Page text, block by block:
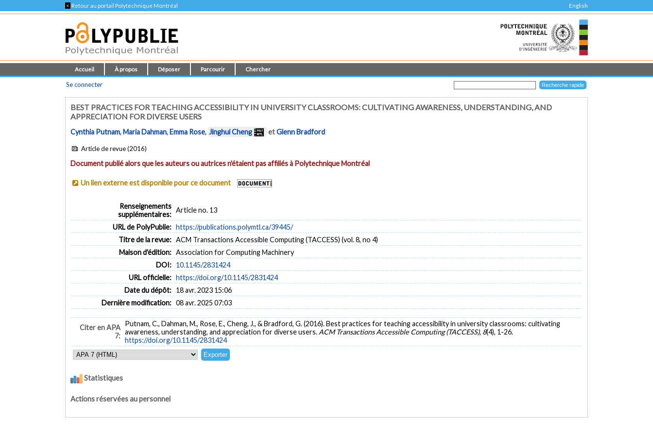
< Retour au portail Polytechnique Montréal English
Accueil À propos Déposer Parcourir Chercher
Se connecter
BEST PRACTICES FOR TEACHING ACCESSIBILITY IN UNIVERSITY CLASSROOMS: CULTIVATING AWARENESS, UNDERSTANDING, AND
APPRECIATION FOR DIVERSE USERS
Cynthia Putnam,Maria Dahman,Emma Rose, Jinghui Cheng etGlenn Bradford
Article de revue (2016)
Document publié alors que les auteurs ou autrices n'étaient pas affiliés à Polytechnique Montréal
Un lien externe est disponible pour ce document
Renseignements
supplémentaires:
Article no. 13
URL de PolyPublie: https://publications.polymtl.ca/39445/
Titre de la revue: ACM Transactions Accessible Computing (TACCESS) (vol. 8, no 4)
Maison d'édition: Association for Computing Machinery
DOI: 10.1145/2831424
URL officielle: https://doi.org/10.1145/2831424
Date du dépôt: 18 avr. 2023 15:06
Dernière modification: 08 avr. 2025 07:03
Citer en APA
7:
Putnam, C., Dahman, M., Rose, E., Cheng, J., & Bradford, G. (2016). Best practices for teaching accessibility in university classrooms: cultivating
awareness, understanding, and appreciation for diverse users. ACM Transactions Accessible Computing (TACCESS), 8(4), 1-26.
https://doi.org/10.1145/2831424
Statistiques
Actions réservées au personnel